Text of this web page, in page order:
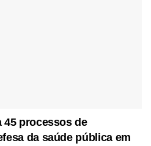
45 processos de
da saúde pública em